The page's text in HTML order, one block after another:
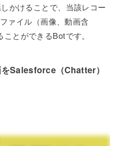
かけることで、当該レコー
ァイル（画像、動画含
とができるBotです。
Salesforce（Chatter）